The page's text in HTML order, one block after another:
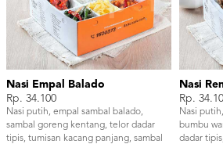
Nasi Empal Balado
Rp. 34.100
Nasi putih, empal sambal balado,
sambal goreng kentang, telor dadar
tipis, tumisan kacang panjang, sambal
Nasi
Rp.
Nasi
bumbu
dadar